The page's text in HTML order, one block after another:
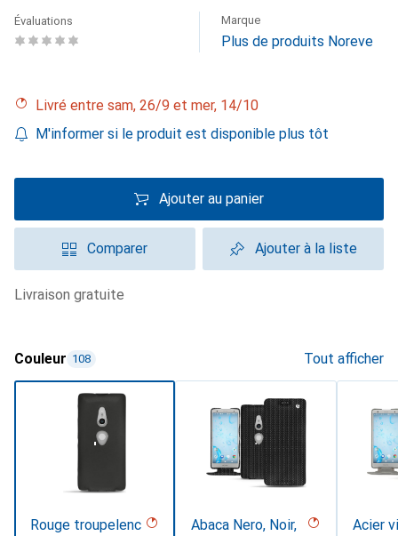
Évaluations Marque
Plus de produits Noreve
Livré entre sam, 26/9 et mer, 14/10
M'informer si le produit est disponible plus tôt
Ajouter au panier
Comparer Ajouter à la liste
livraison gratuite
Couleur 108 Tout afficher
Rouge troupelenc
Abaca Nero, Noir,
Acier